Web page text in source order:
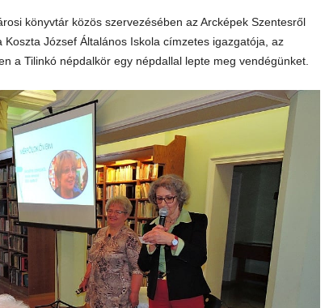
könyvtár közös szervezésében az Arcképek Szentesről
József Általános Iskola címzetes igazgatója, az
a Tilinkó népdalkör egy népdallal lepte meg vendégünket.